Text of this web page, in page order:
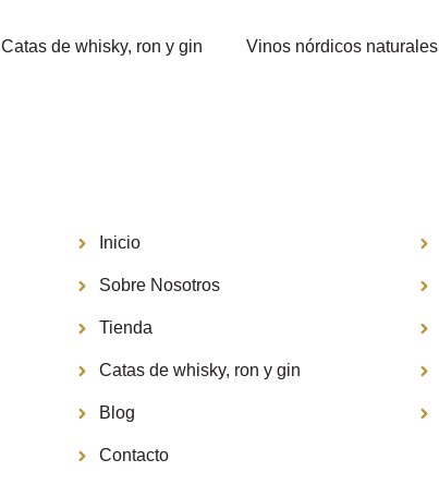
Catas de whisky, ron y gin Vinos nórdicos naturales
Inicio
Sobre Nosotros
Tienda
Catas de whisky, ron y gin
Blog
Contacto